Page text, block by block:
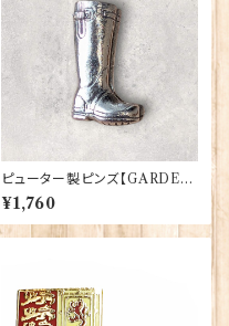
ピューター製ピンズ【GARDEN
BOOT】Cadogan 90166-X
WTP166
¥1,760